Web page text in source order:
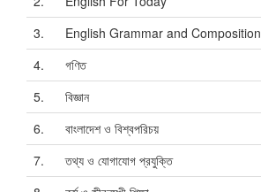
3.
English Grammar and Composition
4.
গণিত
5.
বিজ্ঞান
6.
বাংলাদেশ ও বিশ্বপরিচয়
7.
তথ্য ও যোগাযোগ প্রযুক্তি